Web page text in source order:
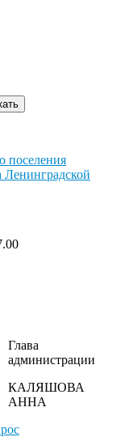
Глава
администрации
КАЛЯШОВА
АННА